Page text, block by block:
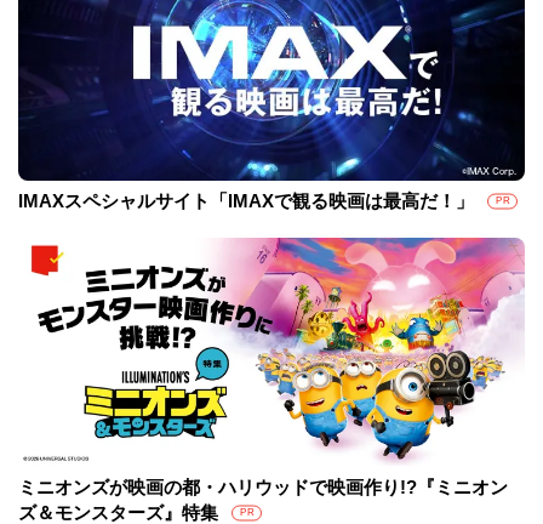
IMAXスペシャルサイト「IMAXで観る映画は最高だ！」 PR
ミニオンズが映画の都・ハリウッドで映画作り!?『ミニオン
ズ＆モンスターズ』特集
PR